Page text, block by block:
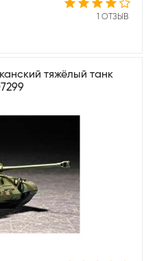
1 ОТЗЫВ
тяжёлый танк